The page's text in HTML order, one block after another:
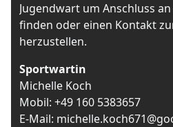
Jugendwart um Anschluss
finden oder einen Kontakt
herzustellen.
Sportwartin
Michelle Koch
Mobil: +49 160 5383657
E-Mail: